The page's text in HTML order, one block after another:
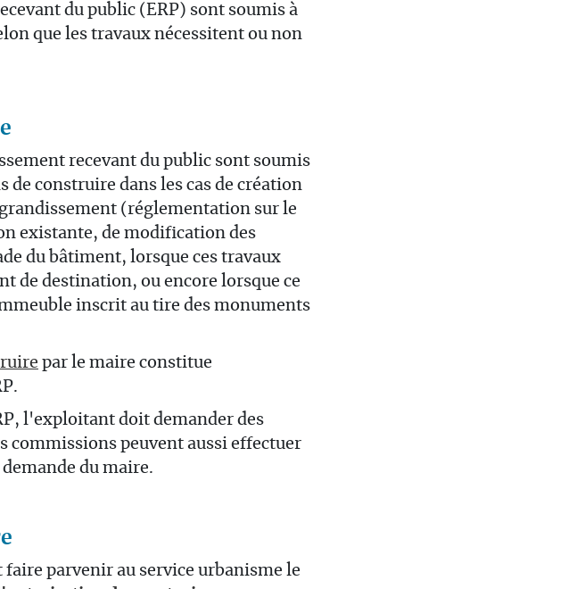
du public (ERP) sont soumis à
que les travaux nécessitent ou non
recevant du public sont soumis
construire dans les cas de création
(réglementation sur le
existante, de modification des
du bâtiment, lorsque ces travaux
de destination, ou encore lorsque ce
inscrit au tire des monuments
par le maire constitue
l'exploitant doit demander des
commissions peuvent aussi effectuer
du maire.
parvenir au service urbanisme le